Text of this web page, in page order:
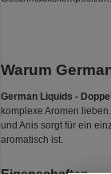
Warum
German Liquids -
komplexe Aromen
und Anis sorgt für ein
aromatisch ist.